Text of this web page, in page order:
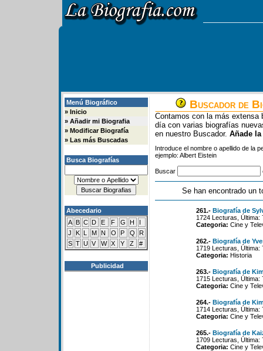
Menú Biográfico
» Inicio
» Añadir mi Biografia
» Modificar Biografía
» Las más Buscadas
Busca Biografías
Abecedario
A B C D E F G H
I
J
K L M N O P Q
R
S T U V W X Y Z #
Publicidad
Buscador de
Contamos con la más extensa
día con varias biografías
en nuestro Buscador. Añade
Introduce el nombre o apellido de la
ejemplo: Albert Eistein
Buscar
Se han encontrado un
261.- Biografía de
1724 Lecturas,
Categoria: Cine y
262.- Biografía de
1719 Lecturas,
Categoria: Historia
263.- Biografía de
1715 Lecturas,
Categoria: Cine y
264.- Biografía de
1714 Lecturas,
Categoria: Cine y
265.- Biografía de
1709 Lecturas,
Categoria: Cine y